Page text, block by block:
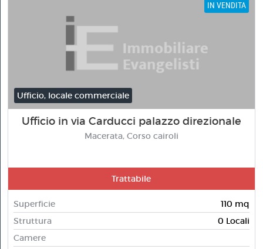
IN VENDITA
Ufficio, locale commerciale
Ufficio in via Carducci palazzo direzionale
Macerata, Corso cairoli
Trattabile
Superficie
110 mq
Struttura
0 Locali
Camere